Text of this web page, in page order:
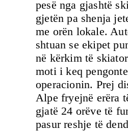
pesë nga gjashtë
gjetën pa shenja
me orën lokale.
shtuan se ekipet
në kërkim të
moti i keq pengonte
operacionin. Prej
Alpe fryejnë erëra
gjatë 24 orëve të
pasur reshje të